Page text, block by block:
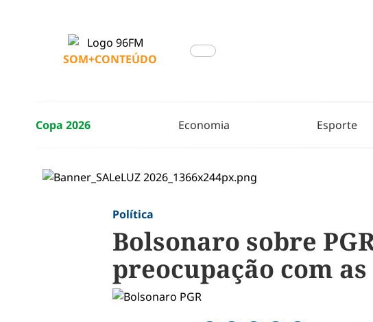
SOM+CONTEÚDO
Copa 2026 Economia Esporte
Política
Bolsonaro sobre
preocupação com